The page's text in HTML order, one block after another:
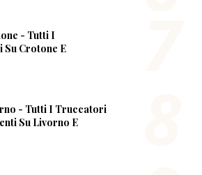
- Tutti I
Crotone E
- Tutti I Truccatori
Su Livorno E